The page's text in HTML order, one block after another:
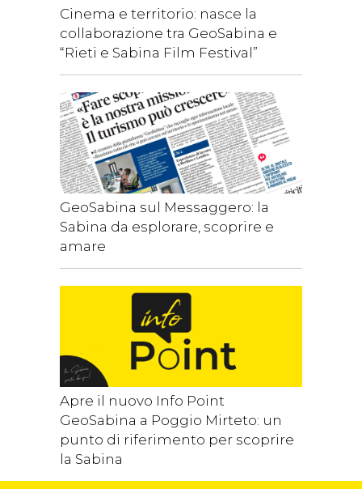
Cinema e territorio: nasce la
collaborazione tra GeoSabina e
“Rieti e Sabina Film Festival”
GeoSabina sul Messaggero: la
Sabina da esplorare, scoprire e
amare
Apre il nuovo Info Point
GeoSabina a Poggio Mirteto: un
punto di riferimento per scoprire
la Sabina